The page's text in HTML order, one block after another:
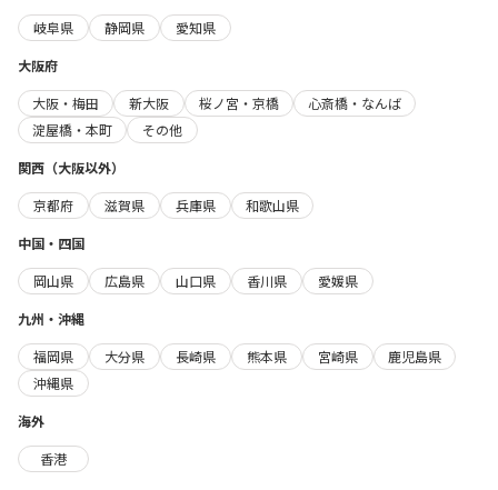
岐阜県
静岡県
愛知県
大阪府
大阪・梅田
新大阪 桜ノ宮・京橋
心斎橋・なんば
淀屋橋・本町
その他
関西（大阪以外）
京都府
滋賀県 兵庫県
和歌山県
中国・四国
岡山県
広島県 山口県 香川県
愛媛県
九州・沖縄
福岡県
大分県 長崎県 熊本県 宮崎県
鹿児島県
沖縄県
海外
香港